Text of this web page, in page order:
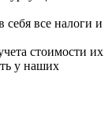
себя все налоги и
стоимости их
у наших